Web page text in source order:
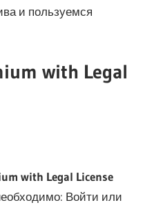
и пользуемся
with Legal
with Legal License
Войти или